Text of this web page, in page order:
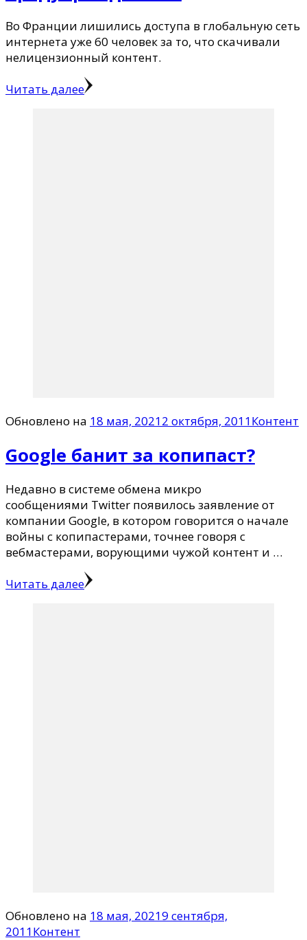
Во Франции лишились доступа в глобальную сеть
интернета уже 60 человек за то, что скачивали
нелицензионный контент.
Читать далее
Обновлено на 18 мая, 20212 октября, 2011Контент
Google банит за копипаст?
Недавно в системе обмена микро
сообщениями Twitter появилось заявление от
компании Google, в котором говорится о начале
войны с копипастерами, точнее говоря с
вебмастерами, ворующими чужой контент и …
Читать далее
Обновлено на 18 мая, 20219 сентября,
2011Контент